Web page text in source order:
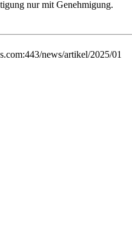
nur mit Genehmigung.
news/artikel/2025/01